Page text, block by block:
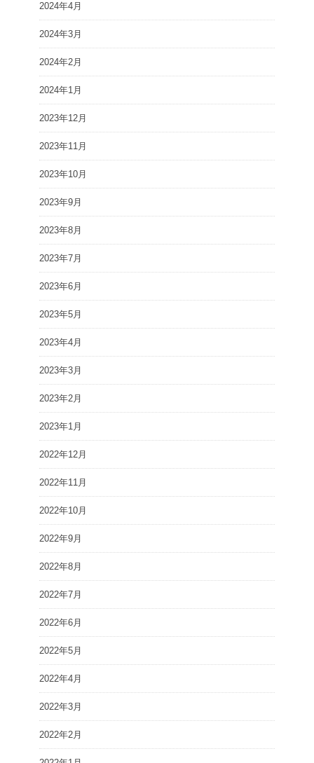
2024年4月
2024年3月
2024年2月
2024年1月
2023年12月
2023年11月
2023年10月
2023年9月
2023年8月
2023年7月
2023年6月
2023年5月
2023年4月
2023年3月
2023年2月
2023年1月
2022年12月
2022年11月
2022年10月
2022年9月
2022年8月
2022年7月
2022年6月
2022年5月
2022年4月
2022年3月
2022年2月